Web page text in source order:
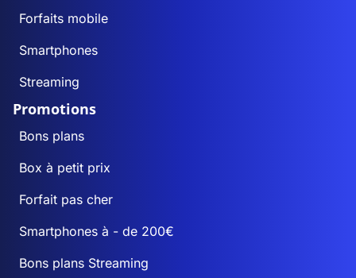
Forfaits mobile
Smartphones
Streaming
Promotions
Bons plans
Box à petit prix
Forfait pas cher
Smartphones à - de 200€
Bons plans Streaming